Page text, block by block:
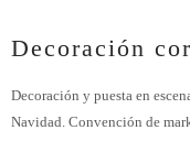
Decoración
Decoración y puesta en
Navidad. Convención de